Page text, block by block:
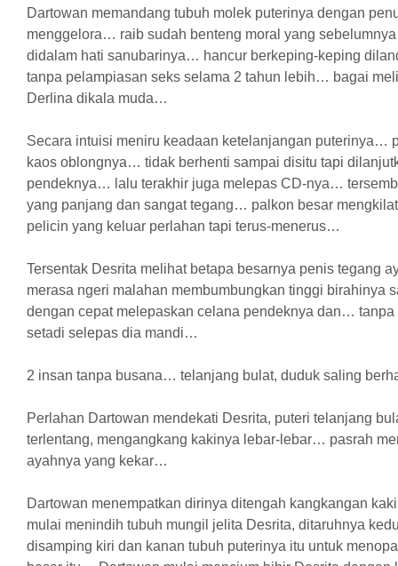
Dartowan memandang tubuh molek puterinya dengan
menggelora… raib sudah benteng moral yang
didalam hati sanubarinya… hancur berkeping-keping
tanpa pelampiasan seks selama 2 tahun lebih… bagai
Derlina dikala muda…
Secara intuisi meniru keadaan ketelanjangan puterinya…
kaos oblongnya… tidak berhenti sampai disitu tapi
pendeknya… lalu terakhir juga melepas CD-nya…
yang panjang dan sangat tegang… palkon besar
pelicin yang keluar perlahan tapi terus-menerus…
Tersentak Desrita melihat betapa besarnya penis tegang
merasa ngeri malahan membumbungkan tinggi birahinya
dengan cepat melepaskan celana pendeknya dan…
setadi selepas dia mandi…
2 insan tanpa busana… telanjang bulat, duduk saling
Perlahan Dartowan mendekati Desrita, puteri telanjang
terlentang, mengangkang kakinya lebar-lebar… pasrah
ayahnya yang kekar…
Dartowan menempatkan dirinya ditengah kangkangan
mulai menindih tubuh mungil jelita Desrita, ditaruhnya
disamping kiri dan kanan tubuh puterinya itu untuk